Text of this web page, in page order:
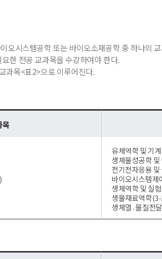
오시스템공학 또는 바이오소재공학 중 하나의
한 전공 교과목을 수강하여야 한다.
과목<표2>으로 이루어진다.
목
유체역학 및 기
생체물성공학
전기전자응용
바이오시스템제
생체역학 및 실
생물재료역학
생체열․물질전